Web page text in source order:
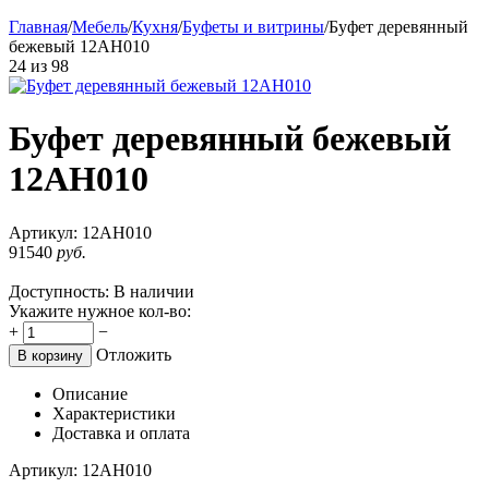
Главная/Мебель/Кухня/Буфеты и витрины/Буфет деревянный
бежевый 12АН010
24 из 98
Буфет деревянный бежевый
12АН010
Артикул: 12АН010
91540 руб.
Доступность: В наличии
Укажите нужное кол-во:
+
−
В корзину Отложить
Описание
Характеристики
Доставка и оплата
Артикул: 12АН010